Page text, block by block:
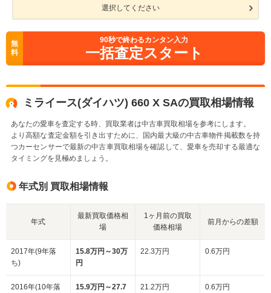
選択してください
無
料
90秒で終わるカンタン入力
一括査定スタート
ミライース(ダイハツ) 660 X SAの買取相場情報
あなたの愛車を査定する時、買取業者は中古車買取相場を参考にします。
より高額な査定金額を引き出すために、国内最大級の中古車物件掲載数を持
つカーセンサーで最新の中古車買取相場を確認して、愛車を売却する最適な
タイミングを見極めましょう。
年式別 買取相場情報
年式
最新買取価格相
場
1ヶ月前の買取
価格相場
前月からの差額
2017年(9年落
ち)
15.8万円～30万
円
22.3万円 0.6万円
2016年(10年落
15.9万円～27.7
21.2万円 0.6万円